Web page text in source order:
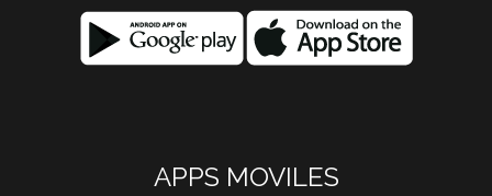
APPS MOVILES